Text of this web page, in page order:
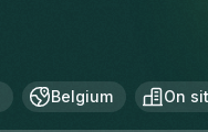
Belgium On